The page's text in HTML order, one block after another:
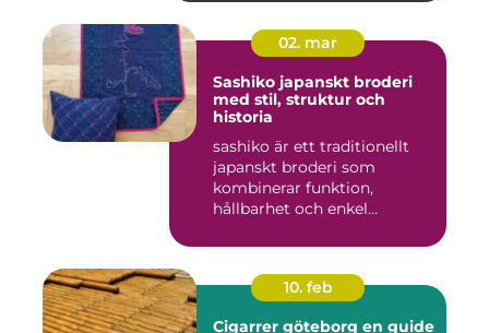
02. mar
Sashiko japanskt broderi
med stil, struktur och
historia
sashiko är ett traditionellt
japanskt broderi som
kombinerar funktion,
hållbarhet och enkel
10. feb
Cigarrer göteborg en guide